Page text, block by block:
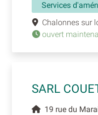
Services
Chalonnes sur
ouvert
SARL
19 rue du